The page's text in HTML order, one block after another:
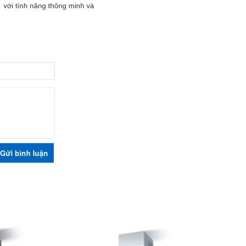
với tính năng thông minh và